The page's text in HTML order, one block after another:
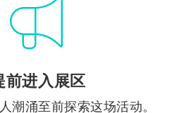
前进入展区
潮涌至前探索这场活动。